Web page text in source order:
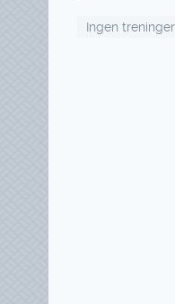
Ingen